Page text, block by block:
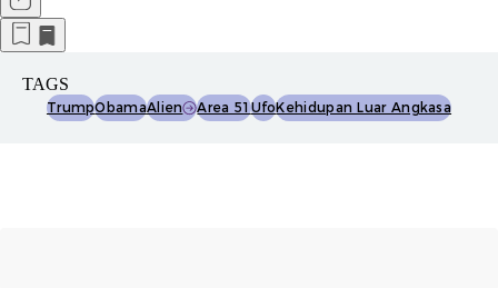
TAGS
TrumpObamaAlien Area 51UfoKehidupan Luar Angkasa